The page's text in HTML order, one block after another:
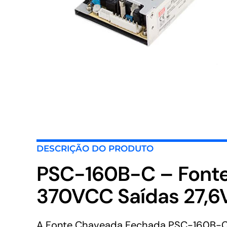
DESCRIÇÃO DO PRODUTO
PSC-160B-C –
370VCC Saídas